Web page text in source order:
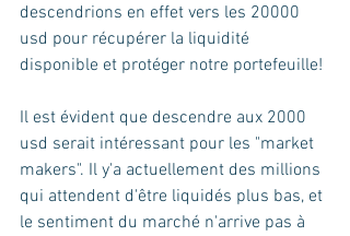
descendrions en effet vers les 20000
usd pour récupérer la liquidité
disponible et protéger notre portefeuille!
Il est évident que descendre aux 2000
usd serait intéressant pour les "market
makers". Il y'a actuellement des millions
qui attendent d'être liquidés plus bas, et
le sentiment du marché n'arrive pas à